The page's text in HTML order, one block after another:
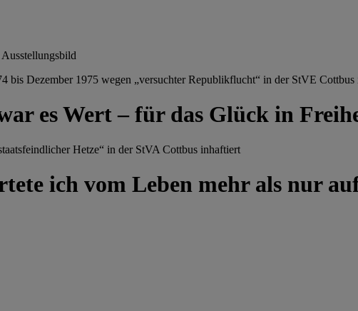
bis Dezember 1975 wegen „versuchter Republikflucht“ in der StVE Cottbus
es Wert – für das Glück in
Hetze“ in der StVA Cottbus inhaftiert
ich vom Leben mehr als nur